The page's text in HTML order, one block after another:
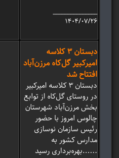
_______________
۱۴۰۴/۰۷/۲۶
دبستان 3 کلاسه
امیرکبیر گل‌کاه مرزن‌آباد
افتتاح شد
دبستان 3 کلاسه امیرکبیر
در روستای گل‌کاه از توابع
بخش مرزن‌آباد شهرستان
چالوس امروز با حضور
رئیس سازمان نوسازی
مدارس کشور به
بهره‌برداری رسید......